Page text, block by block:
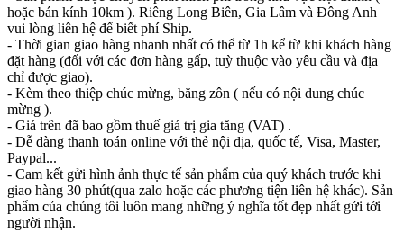
hoặc bán kính 10km ). Riêng Long Biên, Gia Lâm và Đông Anh
vui lòng liên hệ để biết phí Ship.
- Thời gian giao hàng nhanh nhất có thể từ 1h kể từ khi khách hàng
đặt hàng (đối với các đơn hàng gấp, tuỳ thuộc vào yêu cầu và địa
chỉ được giao).
- Kèm theo thiệp chúc mừng, băng zôn ( nếu có nội dung chúc
mừng ).
- Giá trên đã bao gồm thuế giá trị gia tăng (VAT) .
- Dễ dàng thanh toán online với thẻ nội địa, quốc tế, Visa, Master,
Paypal...
- Cam kết gửi hình ảnh thực tế sản phẩm của quý khách trước khi
giao hàng 30 phút(qua zalo hoặc các phương tiện liên hệ khác). Sản
phẩm của chúng tôi luôn mang những ý nghĩa tốt đẹp nhất gửi tới
người nhận.